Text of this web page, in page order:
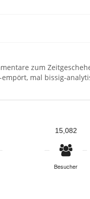
zum
mal bissig-
15,082
Besucher